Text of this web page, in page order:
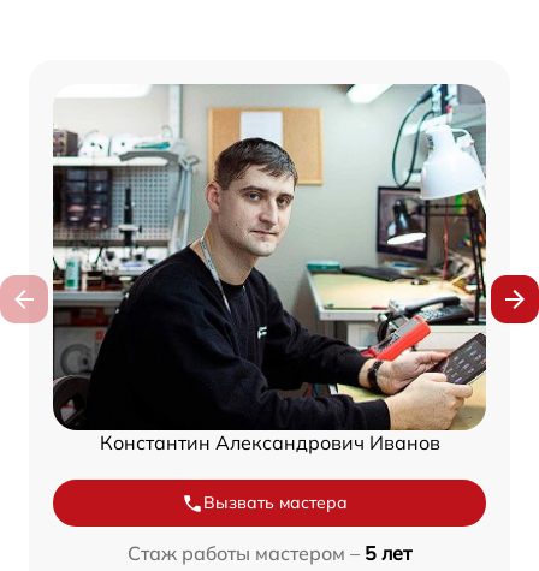
Константин Александрович Иванов
Вызвать мастера
Стаж работы мастером – 5 лет